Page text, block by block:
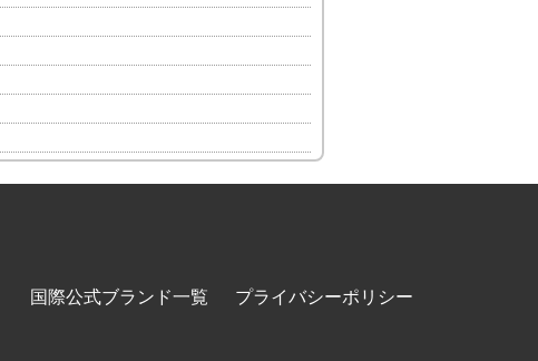
国際公式ブランド一覧 プライバシーポリシー